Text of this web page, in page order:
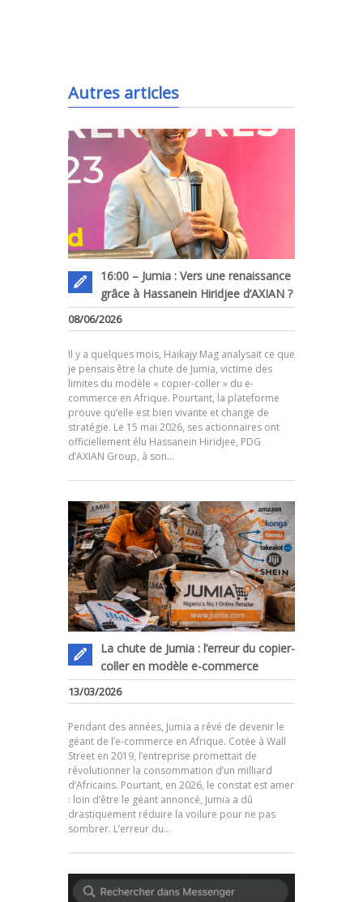
Autres articles
16:00 – Jumia : Vers une renaissance
grâce à Hassanein Hiridjee d’AXIAN ?
08/06/2026
Il y a quelques mois, Haikajy Mag analysait ce que
je pensais être la chute de Jumia, victime des
limites du modèle « copier-coller » du e-
commerce en Afrique. Pourtant, la plateforme
prouve qu’elle est bien vivante et change de
stratégie. Le 15 mai 2026, ses actionnaires ont
officiellement élu Hassanein Hiridjee, PDG
d’AXIAN Group, à son…
La chute de Jumia : l’erreur du copier-
coller en modèle e-commerce
13/03/2026
Pendant des années, Jumia a rêvé de devenir le
géant de l’e-commerce en Afrique. Cotée à Wall
Street en 2019, l’entreprise promettait de
révolutionner la consommation d’un milliard
d’Africains. Pourtant, en 2026, le constat est amer
: loin d’être le géant annoncé, Jumia a dû
drastiquement réduire la voilure pour ne pas
sombrer. L’erreur du…